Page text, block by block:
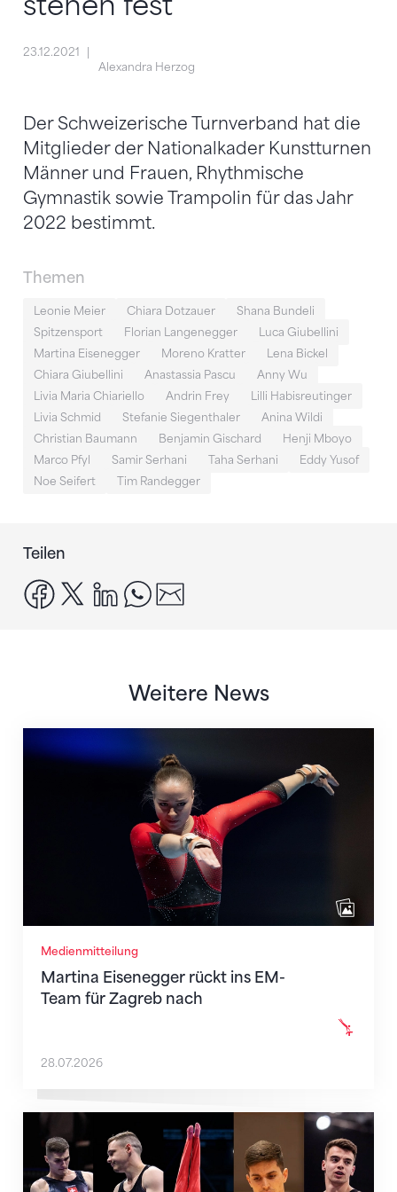
23.12.2021
Alexandra Herzog
Der Schweizerische Turnverband hat die
Mitglieder der Nationalkader Kunstturnen
Männer und Frauen, Rhythmische
Gymnastik sowie Trampolin für das Jahr
2022 bestimmt.
Themen
Leonie Meier Chiara Dotzauer
Shana Bundeli
Spitzensport
Florian Langenegger
Luca Giubellini
Martina Eisenegger
Moreno Kratter
Lena Bickel
Chiara Giubellini
Anastassia Pascu
Anny Wu
Livia Maria Chiariello
Andrin Frey
Lilli Habisreutinger
Livia Schmid
Stefanie Siegenthaler
Anina Wildi
Christian Baumann
Benjamin Gischard
Henji Mboyo
Marco Pfyl
Samir Serhani Taha Serhani
Eddy Yusof
Noe Seifert
Tim Randegger
Teilen
facebook
x linkedinwhatsapp
Weitere News
Medienmitteilung
Martina Eisenegger rückt ins EM-
Team für Zagreb nach
28.07.2026
Männer-Team für die EM in Zagreb nominiert